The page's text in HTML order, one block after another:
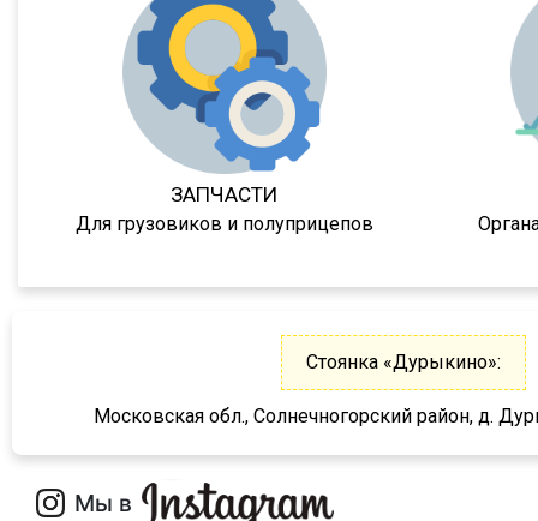
Lander
HD 500
XS International
LVFS3F
CFS
ЗАПЧАСТИ
Для грузовиков и полуприцепов
Стоянка «Дурыкино»:
Московская обл., Солнечногорский район, д.